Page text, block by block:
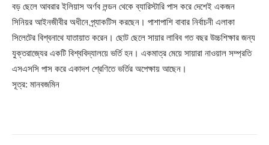
বড় ছেলে আবরার ইলিয়াস অর্ণব লন্ডন থেকে ব্যারিস্টারি পাস করে দেশেই একজন
সিনিয়র আইনজীবীর অধীনে প্র্যাকটিস করছেন। পাশাপাশি বাবার নির্বাচনী এলাকা
সিলেটের বিশ্বনাথে যাতায়াত করেন। ছোট ছেলে সায়ার লাবিব গত বছর উচ্চশিক্ষার জন্য
যুক্তরাজ্যের একটি বিশ্ববিদ্যালয়ে ভর্তি হন। একমাত্র মেয়ে সায়ারা নাওয়াল সম্প্রতি
এসএসসি পাস করে একাদশ শ্রেণিতে ভর্তির অপেক্ষায় আছেন।
সূত্র: মানবজমিন